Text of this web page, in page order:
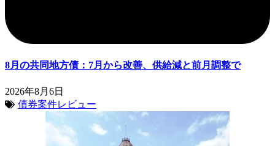
8月の共同地方債：7月から改善、供給減と前月調整で
2026年8月6日
債券案件レビュー